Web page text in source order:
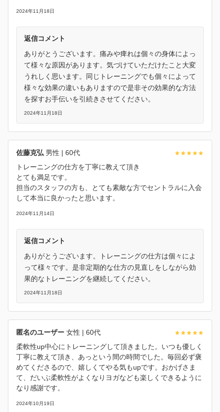
2024年11月18日
返信コメント
ありがとうございます。痛みや痺れは個々の身体によっ
て様々な原因があります。気づけていただけたこと大変
うれしく思います。同じトレーニングでも個々によって
様々な効果の違いもありますので是非その効果的な方法
を探すお手伝いを引続きさせてください。
2024年11月18日
佐藤克弘 男性 | 60代
トレーニングの仕方を丁寧に教えて頂き
とても満足です。
担当のスタッフの方も、とても素敵な方でセントラルに入会
して本当に良かったと思います。
2024年11月14日
返信コメント
ありがとうございます。トレーニングの仕方は個々によ
って様々です。是非定期的な仕方の見直しをしながら効
果的なトレーニングを継続してください。
2024年11月18日
匿名のユーザー 女性 | 60代
柔軟性up中心にトレーニングして頂きました。いつも優しく
丁寧に教えて頂き、あっという間の時間でした。毎回必ず褒
めてくださるので、嬉しくてやる気もupです。おかげさま
て、だいぶ柔軟性がよくなりヨガなども楽しくできるように
なり感謝です。
2024年10月19日